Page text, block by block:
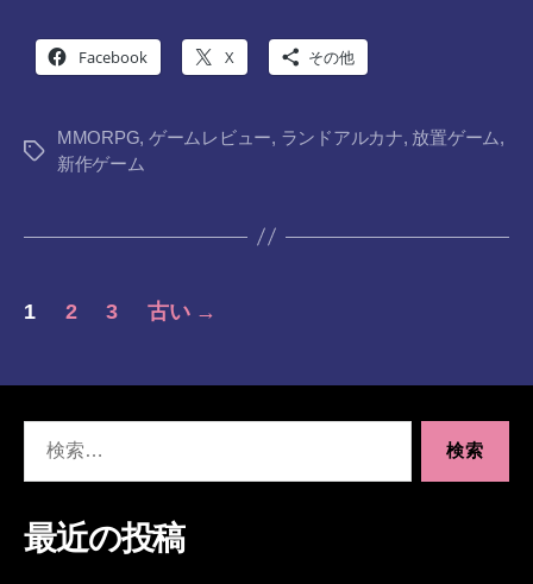
Facebook X その他
タ
MMORPG, ゲームレビュー, ランドアルカナ, 放置ゲーム,
新作ゲーム
投
の
ペ
ー
1 2 3 古い →
象:
最近の投稿